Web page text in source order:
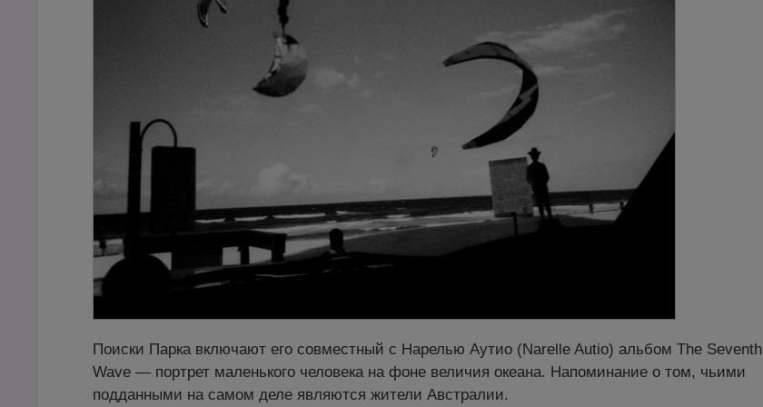
Поиски Парка включают его совместный с Нарелью Аутио (Narelle Autio) альбом The Seventh
Wave — портрет маленького человека на фоне величия океана. Напоминание о том, чьими
подданными на самом деле являются жители Австралии.